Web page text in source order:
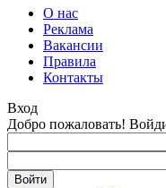
О нас
Реклама
Вакансии
Правила
Контакты
Вход
Добро пожаловать!